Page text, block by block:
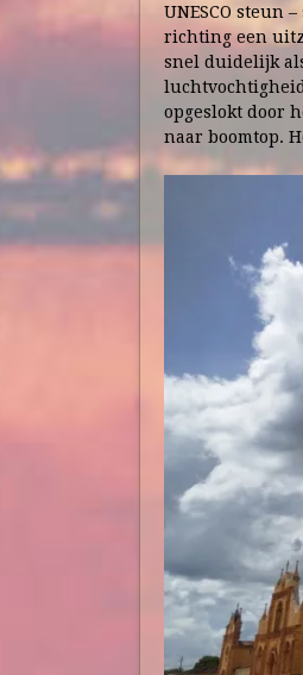
UNESCO steun
richting een
snel duidelijk
opgeslokt door
naar boomtop.